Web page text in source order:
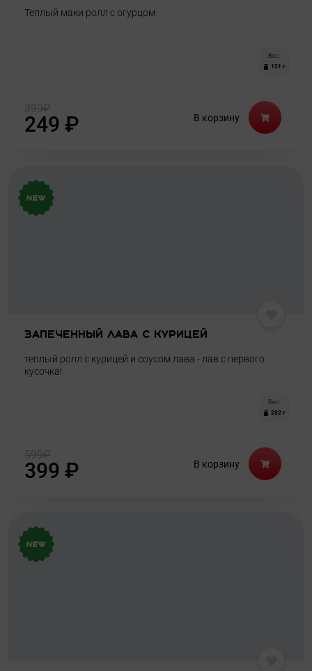
Теплый маки ролл с огурцом
Вес:
121 г
249 ₽ В корзину
Запеченный лава с курицей
теплый ролл с курицей и соусом лава - лав с первого
кусочка!
Вес:
232 г
399 ₽ В корзину